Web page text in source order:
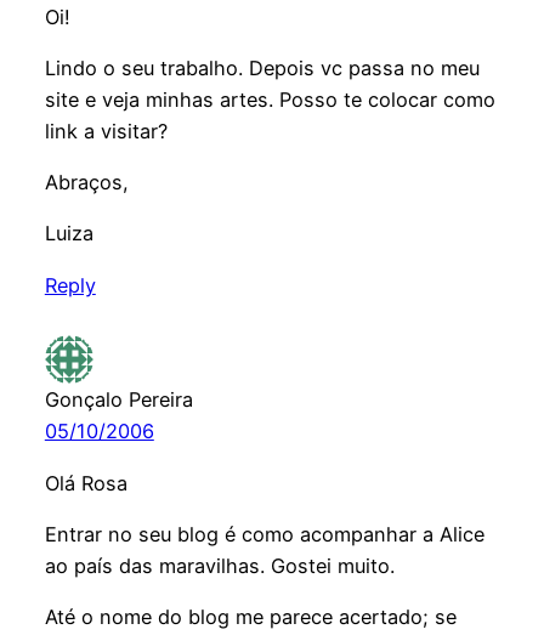
Oi!
Lindo o seu trabalho. Depois vc passa no meu
site e veja minhas artes. Posso te colocar como
link a visitar?
Abraços,
Luiza
Reply
Gonçalo Pereira
05/10/2006
Olá Rosa
Entrar no seu blog é como acompanhar a Alice
ao país das maravilhas. Gostei muito.
Até o nome do blog me parece acertado; se